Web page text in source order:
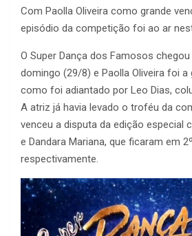
Com Paolla Oliveira como grande
episódio da competição foi ao ar
O Super Dança dos Famosos
domingo (29/8) e Paolla Oliveira foi a
como foi adiantado por Leo Dias,
A atriz já havia levado o troféu da
venceu a disputa da edição especial
e Dandara Mariana, que ficaram em
respectivamente.